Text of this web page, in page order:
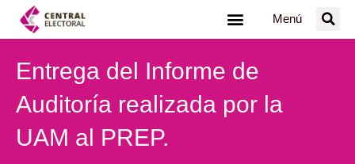
Menú
Entrega del Informe de
Auditoría realizada por la
UAM al PREP.